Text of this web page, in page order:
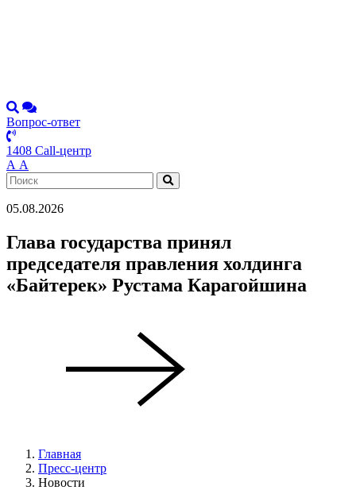
Вопрос-ответ
1408 Call-центр
А А
05.08.2026
Глава государства принял
председателя правления холдинга
«Байтерек» Рустама Карагойшина
Главная
Пресс-центр
Новости